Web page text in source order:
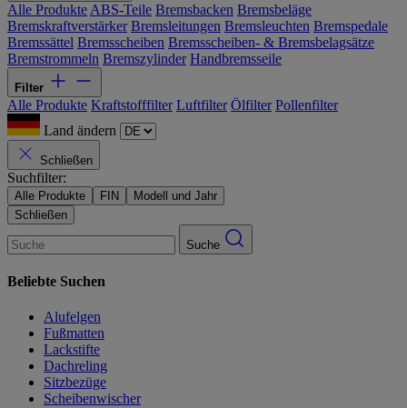
Alle Produkte ABS-Teile Bremsbacken Bremsbeläge
Bremskraftverstärker Bremsleitungen Bremsleuchten Bremspedale
Bremssättel Bremsscheiben Bremsscheiben- & Bremsbelagsätze
Bremstrommeln Bremszylinder Handbremsseile
Filter
Alle Produkte Kraftstofffilter Luftfilter Ölfilter Pollenfilter
Land ändern
Schließen
Suchfilter:
Alle Produkte FIN
Modell und Jahr
Schließen
Suche
Beliebte Suchen
Alufelgen
Fußmatten
Lackstifte
Dachreling
Sitzbezüge
Scheibenwischer